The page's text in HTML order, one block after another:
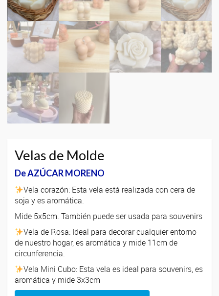
Velas de Molde
De AZÚCAR MORENO
Vela corazón: Esta vela está realizada con cera de
soja y es aromática.
Mide 5x5cm. También puede ser usada para souvenirs
Vela de Rosa: Ideal para decorar cualquier entorno
de nuestro hogar, es aromática y mide 11cm de
circunferencia.
Vela Mini Cubo: Esta vela es ideal para souvenirs, es
aromática y mide 3x3cm